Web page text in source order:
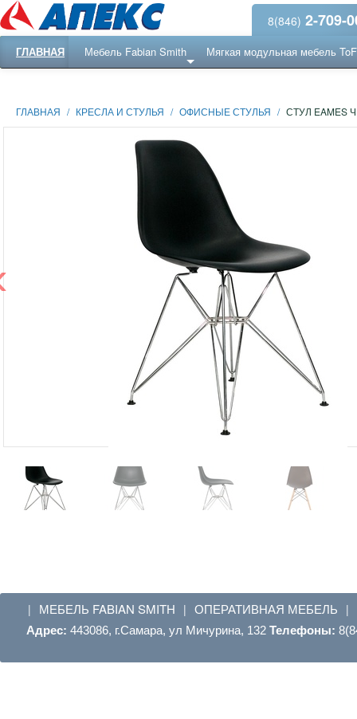
8(846) 2-709-
ГЛАВНАЯ Мебель Fabian Smith Мягкая модульная мебель
ГЛАВНАЯ / КРЕСЛА И СТУЛЬЯ / ОФИСНЫЕ СТУЛЬЯ / СТУЛ
| МЕБЕЛЬ FABIAN SMITH | ОПЕРАТИВНАЯ МЕБЕЛЬ |
Адрес: 443086, г.Самара, ул Мичурина, 132 Телефоны: